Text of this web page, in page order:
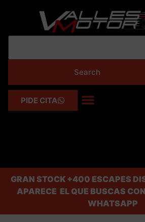
PIDE CITA
GRAN STOCK+400 ESCAPES
APARECE EL QUE BUSCAS
WHATSAPP